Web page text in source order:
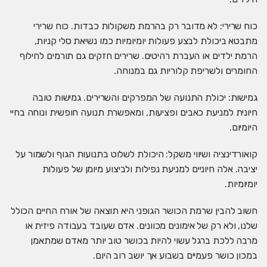
כוח שרירי: לא מדובר רק בהרמת משקולות כבדות. כוח שרירי
מתבטא ביכולת לבצע פעולות יומיומיות כמו נשיאת סלי קניות,
הרמת ילדים או העברת רהיטים. שרירים חזקים גם תורמים לחילוף
החומרים ולשריפת קלוריות גם במנוחה.
גמישות: יכולת התנועה של המפרקים והשרירים. גמישות טובה
חיונית למניעת כאבים ופציעות, ומאפשרת תנועה חופשית ונוחה בחיי
היומיום.
קואורדינציה ושיווי משקל: היכולת לשלוט בתנועות הגוף ולשמור על
יציבה. אלה חיוניים למניעת נפילות ולביצוע מיומן של פעולות
יומיומיות.
חשוב להבין שרמת הכושר הגופני היא תוצאה של אורח החיים הכולל
שלנו, ולא רק של אימונים מכוונים. אדם שעובד בעבודה פיזית או
מרבה ללכת ברגל עשוי להיות בכושר טוב יותר מאדם שמתאמן
במכון כושר פעמיים בשבוע אך יושב רוב היום.